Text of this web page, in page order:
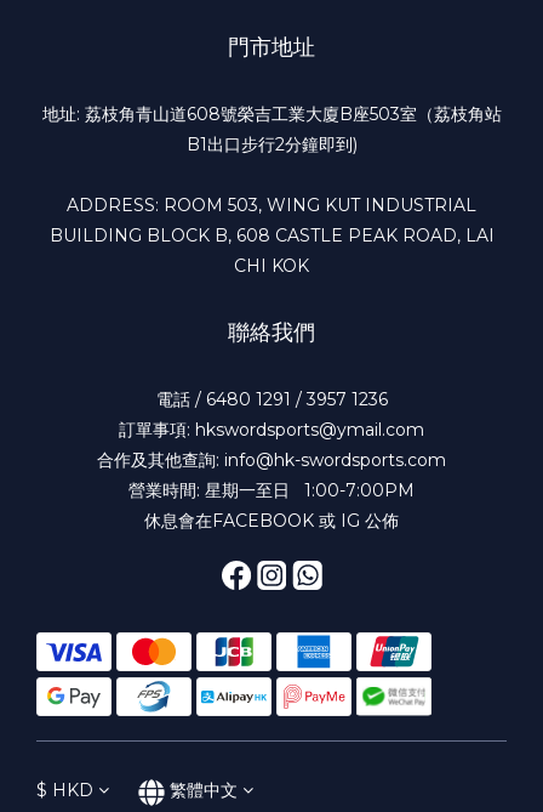
門市地址
地址: 荔枝角青山道608號榮吉工業大廈B座503室（荔枝角站
B1出口步行2分鐘即到)
ADDRESS: ROOM 503, WING KUT INDUSTRIAL
BUILDING BLOCK B, 608 CASTLE PEAK ROAD, LAI
CHI KOK
聯絡我們
電話 / 6480 1291 / 3957 1236
訂單事項: hkswordsports@ymail.com
合作及其他查詢: info@hk-swordsports.com
營業時間: 星期一至日 1:00-7:00PM
休息會在FACEBOOK 或 IG 公佈
$ HKD 繁體中文